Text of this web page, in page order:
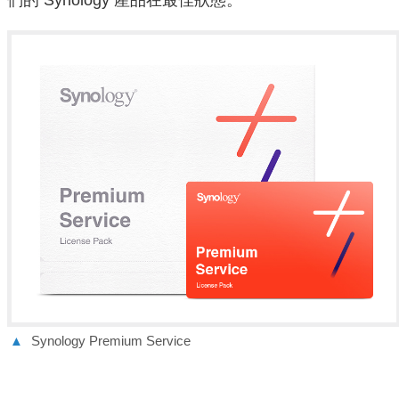
▲ Synology Premium Service